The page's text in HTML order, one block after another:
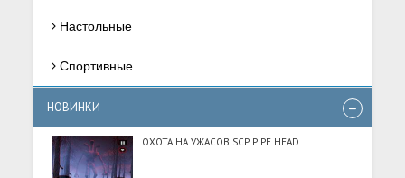
Настольные
Спортивные
НОВИНКИ
ОХОТА НА УЖАСОВ SCP PIPE HEAD